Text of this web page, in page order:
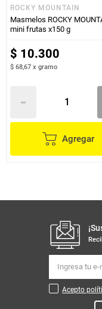
ROCKY MOUNTAIN
Masmelos ROCKY
mini frutas x150 g
$ 10.300
$ 68,67 x gramo
Agregar
Acepto